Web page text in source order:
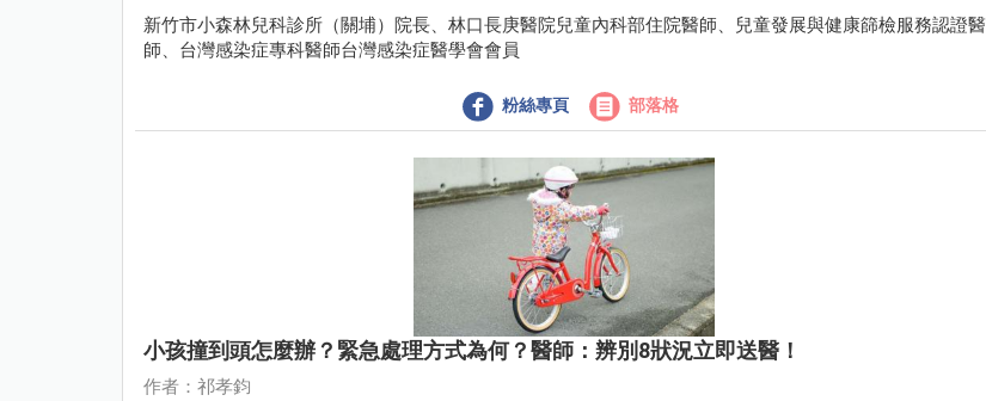
新竹市小森林兒科診所（關埔）院長、林口長庚醫院兒童內科部住院醫師、兒童發展與健康篩檢服務認證醫
師、台灣感染症專科醫師台灣感染症醫學會會員
粉絲專頁 部落格
小孩撞到頭怎麼辦？緊急處理方式為何？醫師：辨別8狀況立即送醫！
作者：祁孝鈞